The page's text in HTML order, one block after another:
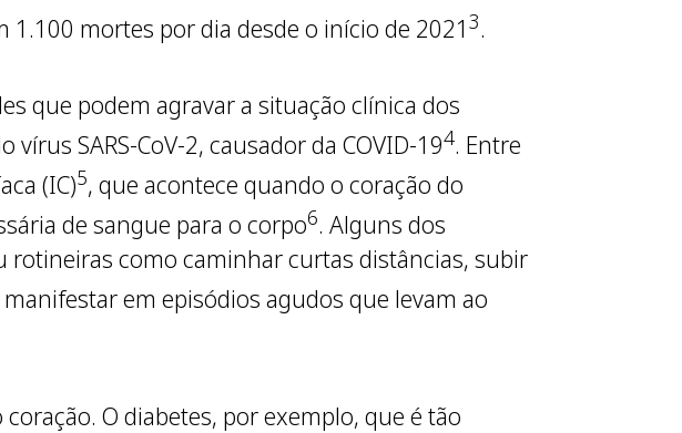
1.100 mortes por dia desde o início de 20213.
que podem agravar a situação clínica dos
SARS-CoV-2, causador da COVID-194. Entre
(IC)5, que acontece quando o coração do
de sangue para o corpo6. Alguns dos
rotineiras como caminhar curtas distâncias, subir
em episódios agudos que levam ao
O diabetes, por exemplo, que é tão